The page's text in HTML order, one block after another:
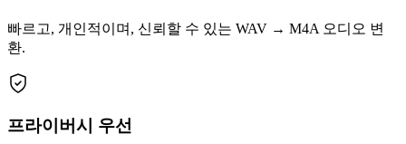
빠르고, 개인적이며, 신뢰할 수 있는 WAV → M4A 오디오 변
환.
프라이버시 우선